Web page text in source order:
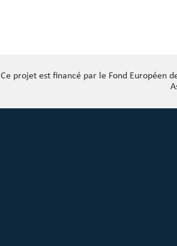
Ce projet est financé par le Fond Européen